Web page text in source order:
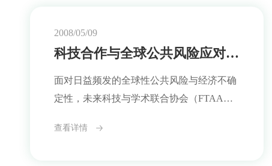
2008/05/09
科技合作与全球公共风险应对研讨会预告
面对日益频发的全球性公共风险与经济不确
定性，未来科技与学术联合协会（FTAA）
为：“科技合作与全球公共风险应对：危机
查看详情